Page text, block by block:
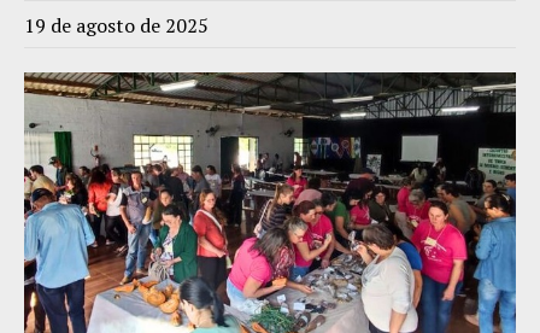
19 de agosto de 2025